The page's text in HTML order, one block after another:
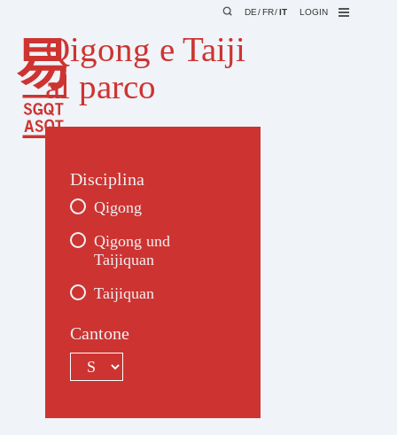
DE FR IT LOGIN
Qigong e Taiji
al parco
Disciplina
Qigong
Qigong und
Taijiquan
Taijiquan
Cantone